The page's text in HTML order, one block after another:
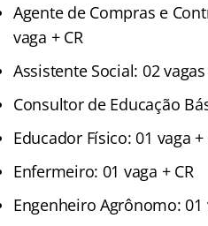
Agente de Compras e
vaga + CR
Assistente Social: 02 vagas
Consultor de Educação
Educador Físico: 01 vaga +
Enfermeiro: 01 vaga + CR
Engenheiro Agrônomo: 01